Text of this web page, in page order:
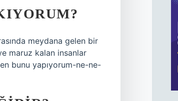
meydana gelen bir
maruz kalan insanlar
bunu yapıyorum-ne-ne-